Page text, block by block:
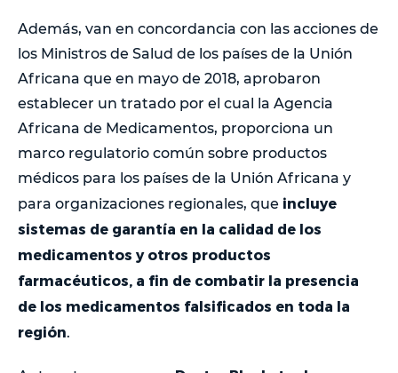
Además, van en concordancia con las acciones de
los Ministros de Salud de los países de la Unión
Africana que en mayo de 2018, aprobaron
establecer un tratado por el cual la Agencia
Africana de Medicamentos, proporciona un
marco regulatorio común sobre productos
médicos para los países de la Unión Africana y
para organizaciones regionales, que incluye
sistemas de garantía en la calidad de los
medicamentos y otros productos
farmacéuticos, a fin de combatir la presencia
de los medicamentos falsificados en toda la
región.